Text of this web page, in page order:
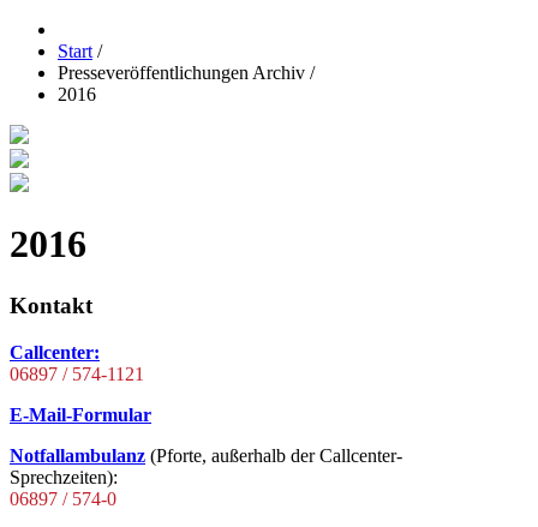
Start /
Presseveröffentlichungen Archiv /
2016
2016
Kontakt
Callcenter:
06897 / 574-1121
E-Mail-Formular
Notfallambulanz (Pforte, außerhalb der Callcenter-
Sprechzeiten):
06897 / 574-0